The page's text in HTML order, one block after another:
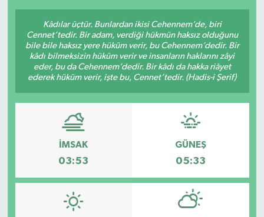
Kâdılar üçtür. Bunlardan ikisi Cehennem’de, biri
Cennet’tedir. Bir adam, verdiği hükmün haksız olduğunu
bile bile haksız yere hüküm verir, bu Cehennem’dedir. Bir
kâdı bilmeksizin hüküm verir ve insanların haklarını zâyi
eder, bu da Cehennem’dedir. Bir kâdı da hakka riâyet
ederek hüküm verir, işte bu, Cennet’tedir. (Hadis-i Şerif)
İMSAK
03:53
GÜNEŞ
05:33
Sağlık
Spor
Tokat Haberleri
Yaşam
Haber Arşivi